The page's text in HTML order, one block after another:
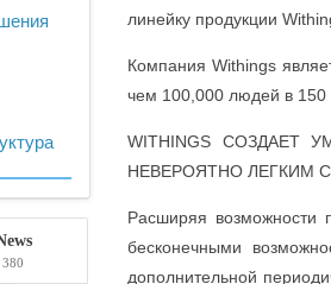
линейку продукции
Компания Withings
чем 100,000 людей в 150
WITHINGS
НЕВЕРОЯТНО ЛЕГКИМ
Расширяя возможности
бесконечными
дополнительной